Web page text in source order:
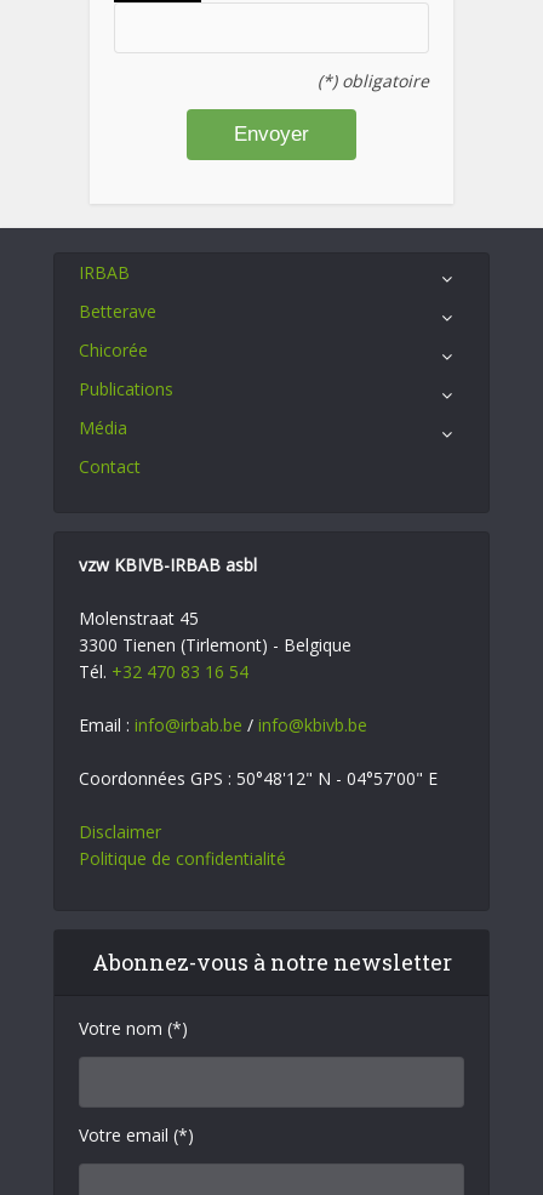
(*) obligatoire
IRBAB
Betterave
Chicorée
Publications
Média
Contact
vzw KBIVB-IRBAB asbl
Molenstraat 45
3300 Tienen (Tirlemont) - Belgique
Tél. +32 470 83 16 54
Email : info@irbab.be / info@kbivb.be
Coordonnées GPS : 50°48'12" N - 04°57'00" E
Disclaimer
Politique de confidentialité
Abonnez-vous à notre newsletter
Votre nom (*)
Votre email (*)